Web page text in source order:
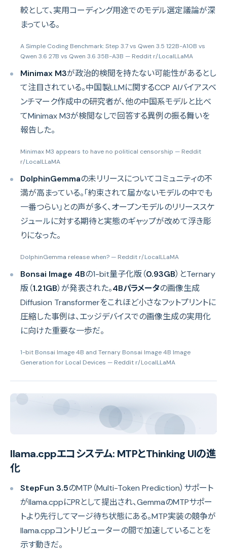
較として、実用コーディング用途でのモデル選定議論が深
まっている。
A Simple Coding Benchmark: Step 3.7 vs Qwen 3.5 122B-A10B vs
Qwen 3.6 27B vs Qwen 3.6 35B-A3B — Reddit r/LocalLLaMA
Minimax M3が政治的検閲を持たない可能性があるとし
て注目されている。中国製LLMに関するCCP AIバイアスベ
ンチマーク作成中の研究者が、他の中国系モデルと比べ
てMinimax M3が検閲なしで回答する異例の振る舞いを
報告した。
Minimax M3 appears to have no political censorship — Reddit
r/LocalLLaMA
DolphinGemmaの未リリースについてコミュニティの不
満が高まっている。「約束されて届かないモデルの中でも
一番つらい」との声が多く、オープンモデルのリリーススケ
ジュールに対する期待と実態のギャップが改めて浮き彫
りになった。
DolphinGemma release when? — Reddit r/LocalLLaMA
Bonsai Image 4Bの1-bit量子化版（0.93GB）とTernary
版（1.21GB）が発表された。4Bパラメータの画像生成
Diffusion Transformerをこれほど小さなフットプリントに
圧縮した事例は、エッジデバイスでの画像生成の実用化
に向けた重要な一歩だ。
1-bit Bonsai Image 4B and Ternary Bonsai Image 4B Image
Generation for Local Devices — Reddit r/LocalLLaMA
llama.cppエコシステム: MTPとThinking UIの進
化
StepFun 3.5のMTP（Multi-Token Prediction）サポート
がllama.cppにPRとして提出され、GemmaのMTPサポー
トより先行してマージ待ち状態にある。MTP実装の競争が
llama.cppコントリビューターの間で加速していることを
示す動きだ。